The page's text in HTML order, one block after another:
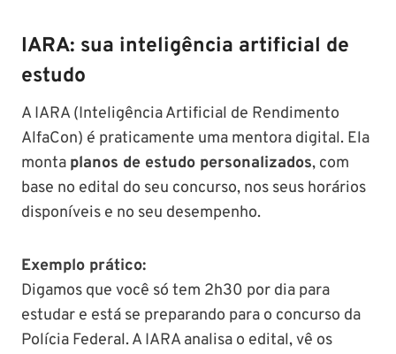
IARA: sua inteligência artificial de
estudo
A IARA (Inteligência Artificial de Rendimento
AlfaCon) é praticamente uma mentora digital. Ela
monta planos de estudo personalizados, com
base no edital do seu concurso, nos seus horários
disponíveis e no seu desempenho.
Exemplo prático:
Digamos que você só tem 2h30 por dia para
estudar e está se preparando para o concurso da
Polícia Federal. A IARA analisa o edital, vê os